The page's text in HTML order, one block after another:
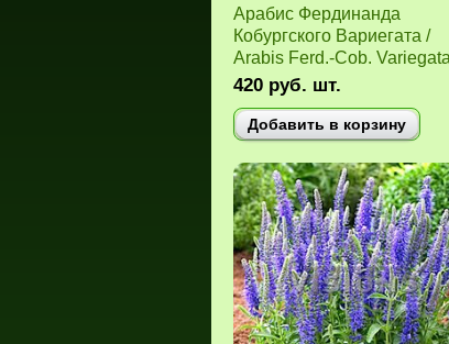
Арабис Фердинанда
Кобургского Вариегата /
Arabis Ferd.-Cob. Variegata
420 руб. шт.
Добавить в корзину